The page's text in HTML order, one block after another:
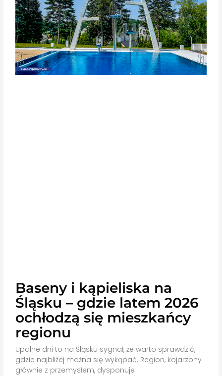
Baseny i kąpieliska na
Śląsku – gdzie latem 2026
ochłodzą się mieszkańcy
regionu
Upalne dni to na Śląsku sygnał, że warto sprawdzić,
gdzie najbliżej można się wykąpać. Region, kojarzony
głównie z przemysłem, dysponuje